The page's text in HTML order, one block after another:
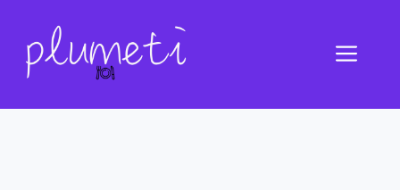
contenu